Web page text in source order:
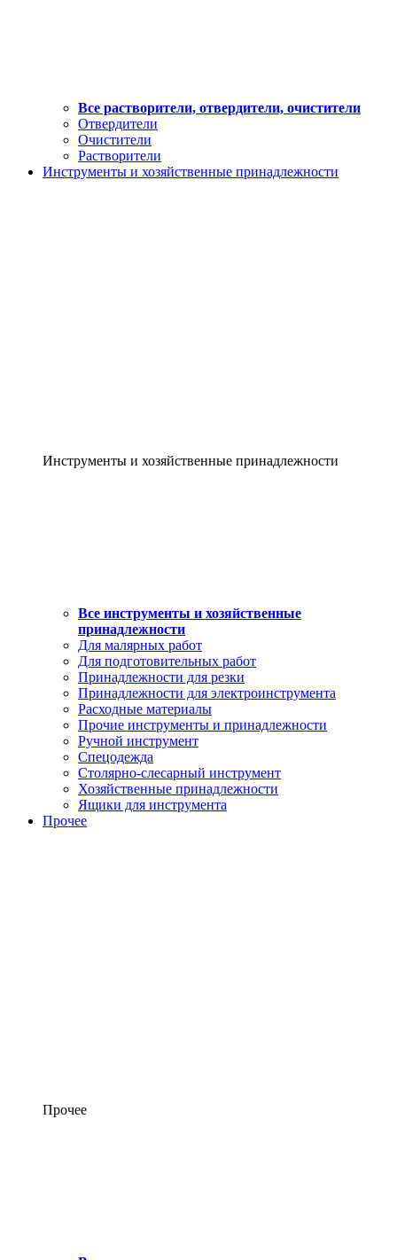
Все растворители, отвердители, очистители
Отвердители
Очистители
Растворители
Инструменты и хозяйственные принадлежности
Инструменты и хозяйственные принадлежности
Все инструменты и хозяйственные
принадлежности
Для малярных работ
Для подготовительных работ
Принадлежности для резки
Принадлежности для электроинструмента
Расходные материалы
Прочие инструменты и принадлежности
Ручной инструмент
Спецодежда
Столярно-слесарный инструмент
Хозяйственные принадлежности
Ящики для инструмента
Прочее
Прочее